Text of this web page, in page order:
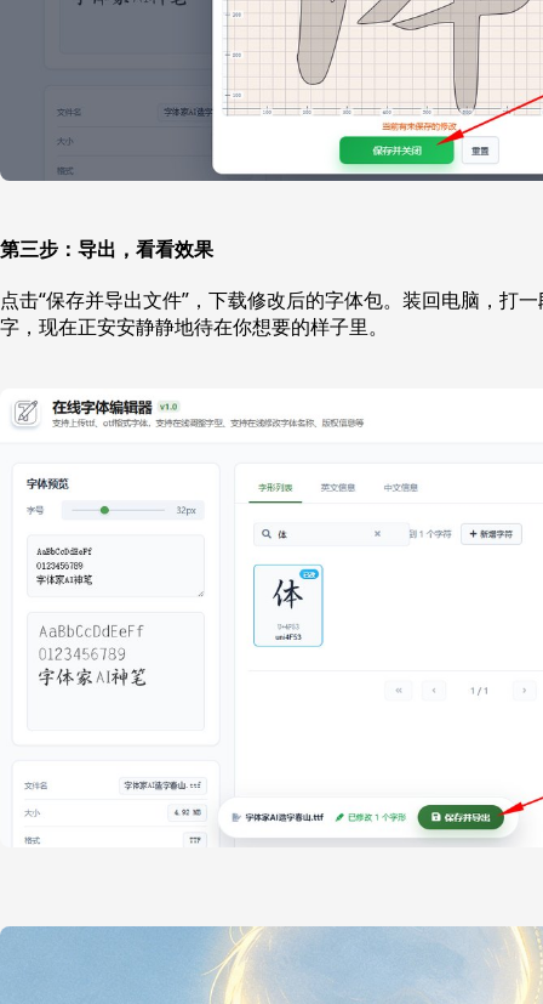
第三步：导出，看看效果
点击“保存并导出文件”，下载修改后的字体包。装回电脑，
字，现在正安安静静地待在你想要的样子里。